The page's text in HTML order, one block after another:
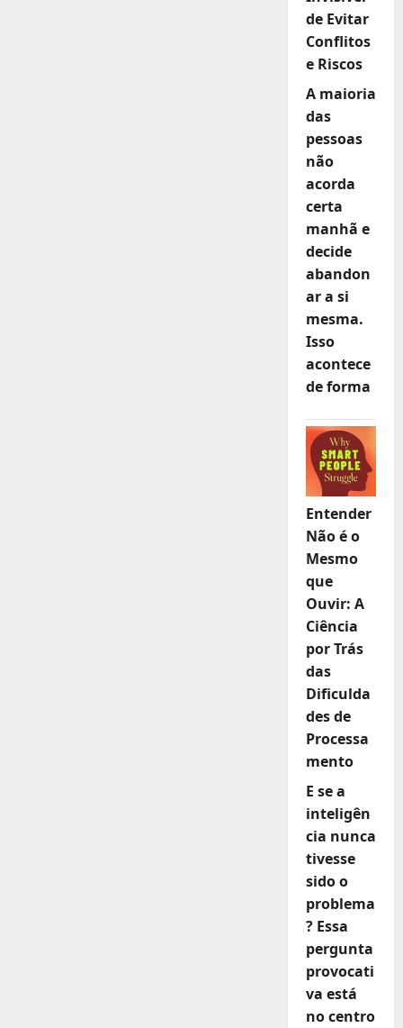
de Evitar
Conflitos
e Riscos
A maioria
das
pessoas
não
acorda
certa
manhã e
decide
abandon
ar a si
mesma.
Isso
acontece
de forma
Entender
Não é o
Mesmo
que
Ouvir: A
Ciência
por Trás
das
Dificulda
des de
Processa
mento
E se a
inteligên
cia nunca
tivesse
sido o
problema
? Essa
pergunta
provocati
va está
no centro